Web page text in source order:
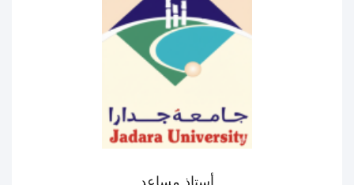
أستاذ مساعد